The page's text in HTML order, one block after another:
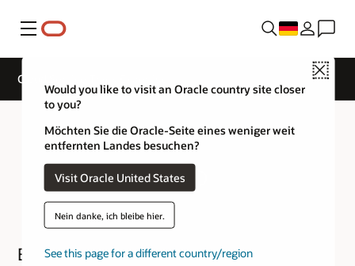
Menü
Close
Would you like to visit an Oracle country site closer
to you?
Möchten Sie die Oracle-Seite eines weniger weit
entfernten Landes besuchen?
Visit Oracle United States
Nein danke, ich bleibe hier.
See this page for a different country/region
Cloud Service Track Expertise
Enterprise Performance Management